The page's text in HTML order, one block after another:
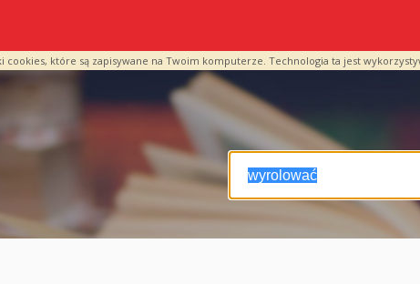
cookies, które są zapisywane na Twoim komputerze. Technologia ta jest